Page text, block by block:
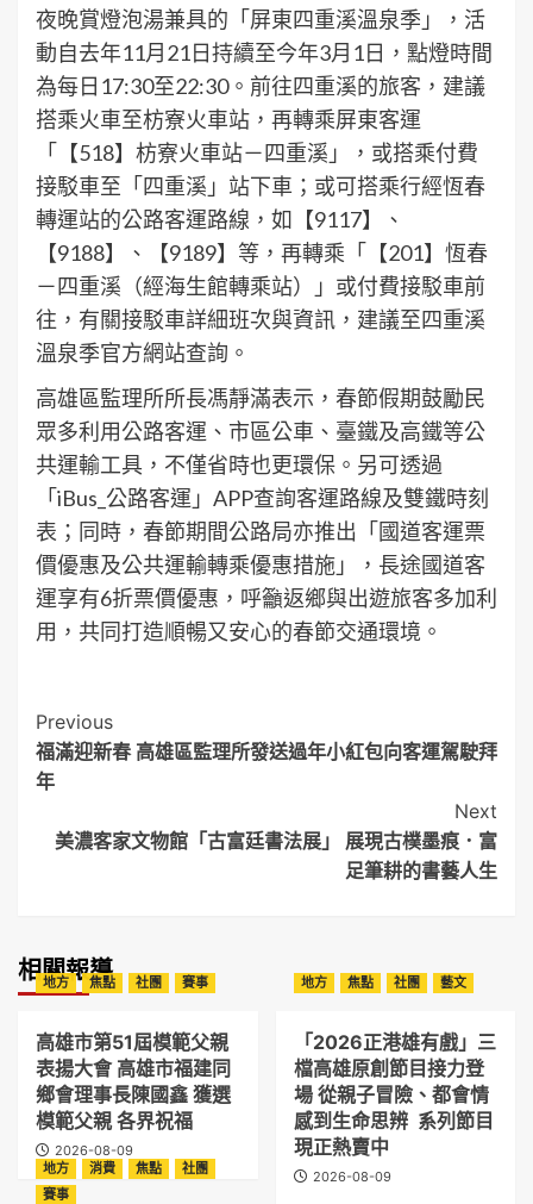
夜晚賞燈泡湯兼具的「屏東四重溪溫泉季」，活
動自去年11月21日持續至今年3月1日，點燈時間
為每日17:30至22:30。前往四重溪的旅客，建議
搭乘火車至枋寮火車站，再轉乘屏東客運
「【518】枋寮火車站－四重溪」，或搭乘付費
接駁車至「四重溪」站下車；或可搭乘行經恆春
轉運站的公路客運路線，如【9117】、
【9188】、【9189】等，再轉乘「【201】恆春
－四重溪（經海生館轉乘站）」或付費接駁車前
往，有關接駁車詳細班次與資訊，建議至四重溪
溫泉季官方網站查詢。
高雄區監理所所長馮靜滿表示，春節假期鼓勵民
眾多利用公路客運、市區公車、臺鐵及高鐵等公
共運輸工具，不僅省時也更環保。另可透過
「iBus_公路客運」APP查詢客運路線及雙鐵時刻
表；同時，春節期間公路局亦推出「國道客運票
價優惠及公共運輸轉乘優惠措施」，長途國道客
運享有6折票價優惠，呼籲返鄉與出遊旅客多加利
用，共同打造順暢又安心的春節交通環境。
Post
Navigation
Previous
福滿迎新春 高雄區監理所發送過年小紅包向客運駕駛拜
年
Next
美濃客家文物館「古富廷書法展」 展現古樸墨痕．富
足筆耕的書藝人生
相關報導
地方 焦點 社團 賽事
高雄市第51屆模範父親
表揚大會 高雄市福建同
鄉會理事長陳國鑫 獲選
模範父親 各界祝福
2026-08-09
地方 焦點 社團 藝文
「2026正港雄有戲」三
檔高雄原創節目接力登
場 從親子冒險、都會情
感到生命思辨 系列節目
現正熱賣中
2026-08-09
地方 消費 焦點
社團
賽事